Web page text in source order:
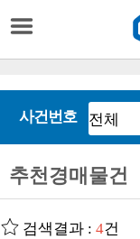
사건번호
추천경매물건
검색결과 : 4건